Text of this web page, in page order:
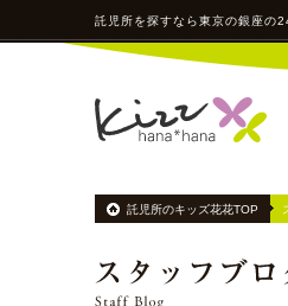
託児所を探すなら東京の銀座の
託児所のキッズ花花TOP